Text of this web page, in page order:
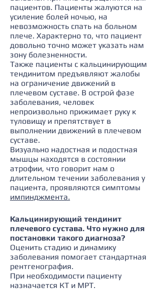
пациентов. Пациенты жалуются на
усиление болей ночью, на
невозможность спать на больном
плече. Характерно то, что пациент
довольно точно может указать нам
зону болезненности.
Также пациенты с кальцинирующим
тендинитом предъявляют жалобы
на ограничение движений в
плечевом суставе. В острой фазе
заболевания, человек
непроизвольно прижимает руку к
туловищу и препятствует в
выполнении движений в плечевом
суставе.
Визуально надостная и подостная
мышцы находятся в состоянии
атрофии, что говорит нам о
длительном течении заболевания у
пациента, проявляются симптомы
импинджмента.
Кальцинирующий тендинит
плечевого сустава. Что нужно для
постановки такого диагноза?
Оценить стадию и динамику
заболевания помогает стандартная
рентгенография.
При необходимости пациенту
назначается КТ и МРТ.